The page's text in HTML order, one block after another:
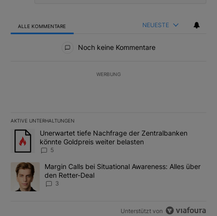
ALLE KOMMENTARE NEUESTE
Noch keine Kommentare
WERBUNG
AKTIVE UNTERHALTUNGEN
Das Folgende ist eine Liste der am meisten kommentierten
Ein Trendartikel mit dem Titel "Unerwartet tiefe Nachfrage der
Unerwartet tiefe Nachfrage der Zentralbanken
könnte Goldpreis weiter belasten
5
Ein Trendartikel mit dem Titel "Margin Calls bei Situational
Margin Calls bei Situational Awareness: Alles über
den Retter-Deal
3
Unterstützt von